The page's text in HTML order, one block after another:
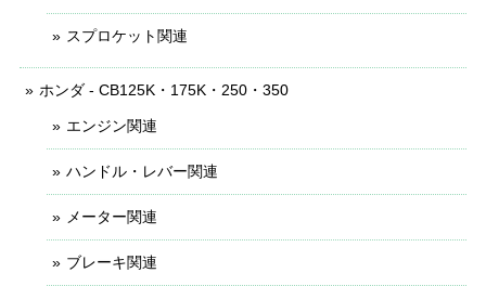
スプロケット関連
ホンダ - CB125K・175K・250・350
エンジン関連
ハンドル・レバー関連
メーター関連
ブレーキ関連